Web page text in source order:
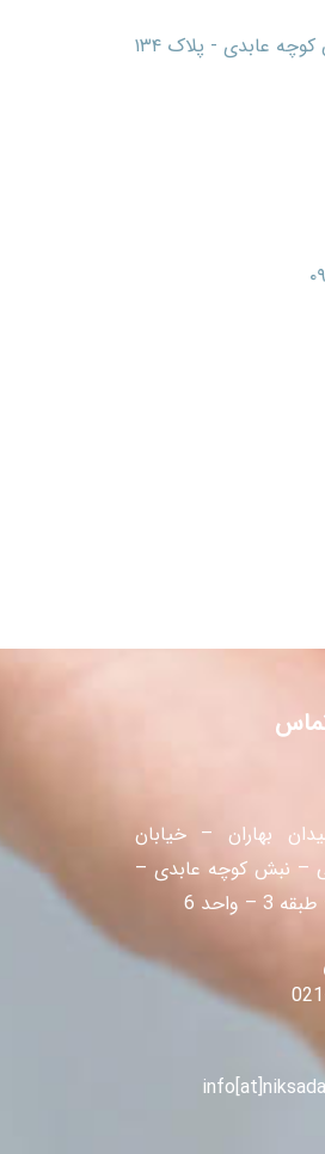
تهران - میدان بهاران - خیابان سجاد جنوبی - نبش کوچه عابدی - پلاک ۱۳۴
بهاران – خیابان
– نبش کوچه عابدی –